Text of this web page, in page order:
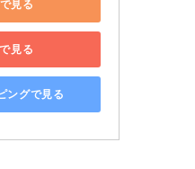
見る
見る
ングで見る